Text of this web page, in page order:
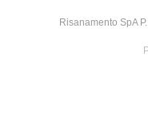
Risanamento SpA